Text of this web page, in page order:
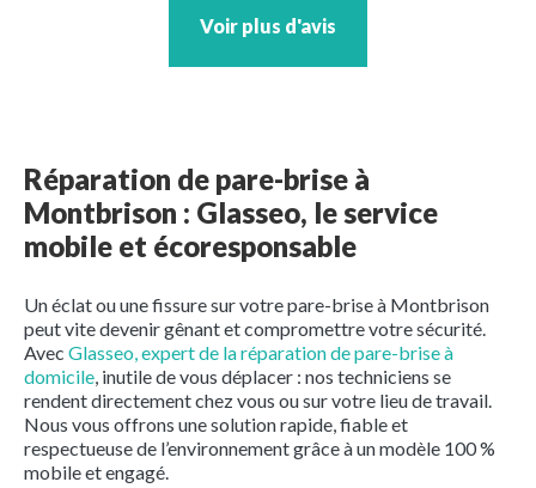
Voir plus d'avis
Réparation de pare-brise à
Montbrison : Glasseo, le service
mobile et écoresponsable
Un éclat ou une fissure sur votre pare-brise à Montbrison
peut vite devenir gênant et compromettre votre sécurité.
Avec Glasseo, expert de la réparation de pare-brise à
domicile, inutile de vous déplacer : nos techniciens se
rendent directement chez vous ou sur votre lieu de travail.
Nous vous offrons une solution rapide, fiable et
respectueuse de l’environnement grâce à un modèle 100 %
mobile et engagé.